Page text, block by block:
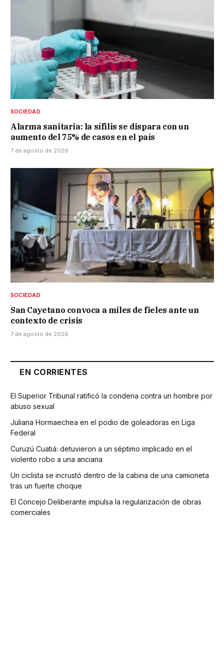
SOCIEDAD
Alarma sanitaria: la sífilis se dispara con un
aumento del 75% de casos en el país
7 de agosto de 2026
SOCIEDAD
San Cayetano convoca a miles de fieles ante un
contexto de crisis
7 de agosto de 2026
EN CORRIENTES
El Superior Tribunal ratificó la condena contra un hombre por
abuso sexual
Juliana Hormaechea en el podio de goleadoras en Liga
Federal
Curuzú Cuatiá: detuvieron a un séptimo implicado en el
violento robo a una anciana
Un ciclista se incrustó dentro de la cabina de una camioneta
tras un fuerte choque
El Concejo Deliberante impulsa la regularización de obras
comerciales